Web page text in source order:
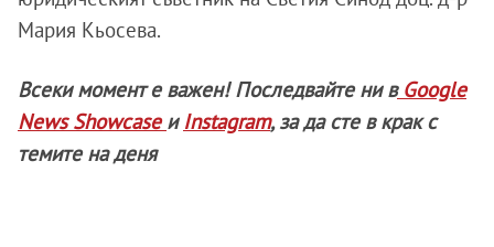
Мария Кьосева.
Всеки момент е важен! Последвайте ни вGoogle
News Showcaseи Instagram, за да сте в крак с
темите на деня